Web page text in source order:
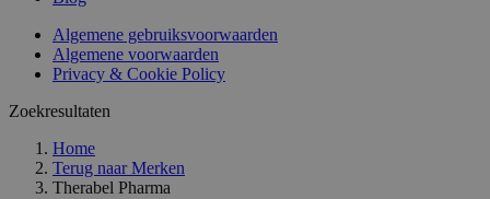
Algemene gebruiksvoorwaarden
Algemene voorwaarden
Privacy & Cookie Policy
Zoekresultaten
Home
Terug naar Merken
Therabel Pharma